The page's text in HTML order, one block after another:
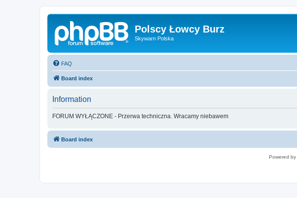
Polscy Łowcy Burz
Skywarn Polska
FAQ
Board index
Information
FORUM WYŁĄCZONE - Przerwa techniczna. Wracamy niebawem
Board index
Powered by